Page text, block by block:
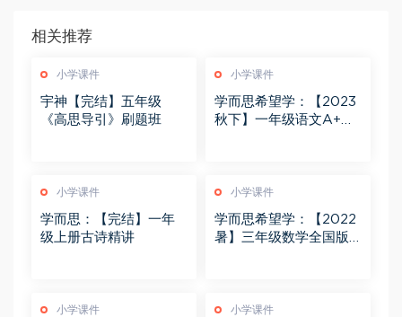
相关推荐
小学课件
宇神【完结】五年级
《高思导引》刷题班
小学课件
学而思希望学：【2023
秋下】一年级语文A+班
小学课件
学而思：【完结】一年
级上册古诗精讲
小学课件
学而思希望学：【2022
暑】三年级数学全国版A
小学课件 小学课件